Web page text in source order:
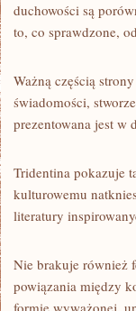
duchowości są
to, co sprawdzone,
Ważną częścią
świadomości,
prezentowana jest
Tridentina pokazuje
kulturowemu
literatury
Nie brakuje również
powiązania między
formie wyważonej,